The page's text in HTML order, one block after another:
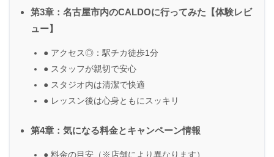
第3章：名古屋市内のCALDOに行ってみた【体験レビ
ュー】
● アクセス◎：駅チカ徒歩1分
● スタッフが親切で安心
● スタジオ内は清潔で快適
● レッスン後は心身ともにスッキリ
第4章：気になる料金とキャンペーン情報
● 料金の目安（※店舗により異なります）